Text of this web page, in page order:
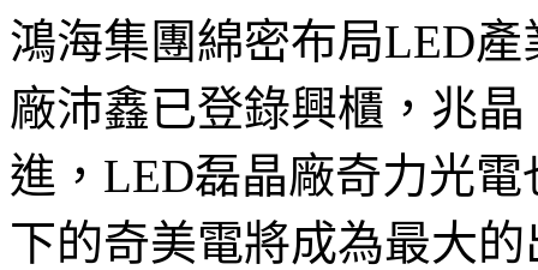
鴻海集團綿密布局LED
廠沛鑫已登錄興櫃，兆
進，LED磊晶廠奇力光
下的奇美電將成為最大